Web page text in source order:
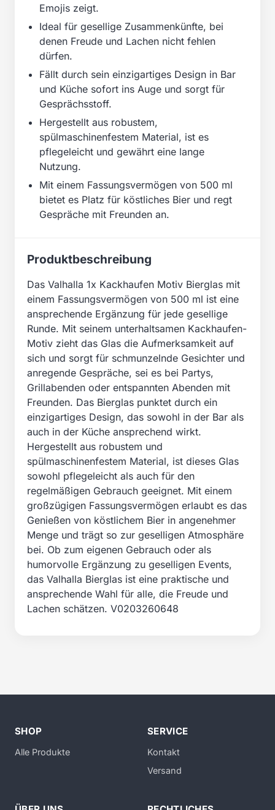
Emojis zeigt.
Ideal für gesellige Zusammenkünfte, bei
denen Freude und Lachen nicht fehlen
dürfen.
Fällt durch sein einzigartiges Design in Bar
und Küche sofort ins Auge und sorgt für
Gesprächsstoff.
Hergestellt aus robustem,
spülmaschinenfestem Material, ist es
pflegeleicht und gewährt eine lange
Nutzung.
Mit einem Fassungsvermögen von 500 ml
bietet es Platz für köstliches Bier und regt
Gespräche mit Freunden an.
Produktbeschreibung
Das Valhalla 1x Kackhaufen Motiv Bierglas mit
einem Fassungsvermögen von 500 ml ist eine
ansprechende Ergänzung für jede gesellige
Runde. Mit seinem unterhaltsamen Kackhaufen-
Motiv zieht das Glas die Aufmerksamkeit auf
sich und sorgt für schmunzelnde Gesichter und
anregende Gespräche, sei es bei Partys,
Grillabenden oder entspannten Abenden mit
Freunden. Das Bierglas punktet durch ein
einzigartiges Design, das sowohl in der Bar als
auch in der Küche ansprechend wirkt.
Hergestellt aus robustem und
spülmaschinenfestem Material, ist dieses Glas
sowohl pflegeleicht als auch für den
regelmäßigen Gebrauch geeignet. Mit einem
großzügigen Fassungsvermögen erlaubt es das
Genießen von köstlichem Bier in angenehmer
Menge und trägt so zur geselligen Atmosphäre
bei. Ob zum eigenen Gebrauch oder als
humorvolle Ergänzung zu geselligen Events,
das Valhalla Bierglas ist eine praktische und
ansprechende Wahl für alle, die Freude und
Lachen schätzen. V0203260648
SHOP
Alle Produkte
SERVICE
Kontakt
Versand